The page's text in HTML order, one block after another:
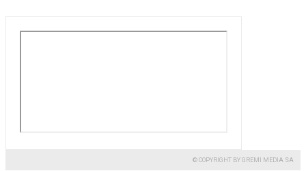
© COPYRIGHT BY GREMI MEDIA SA